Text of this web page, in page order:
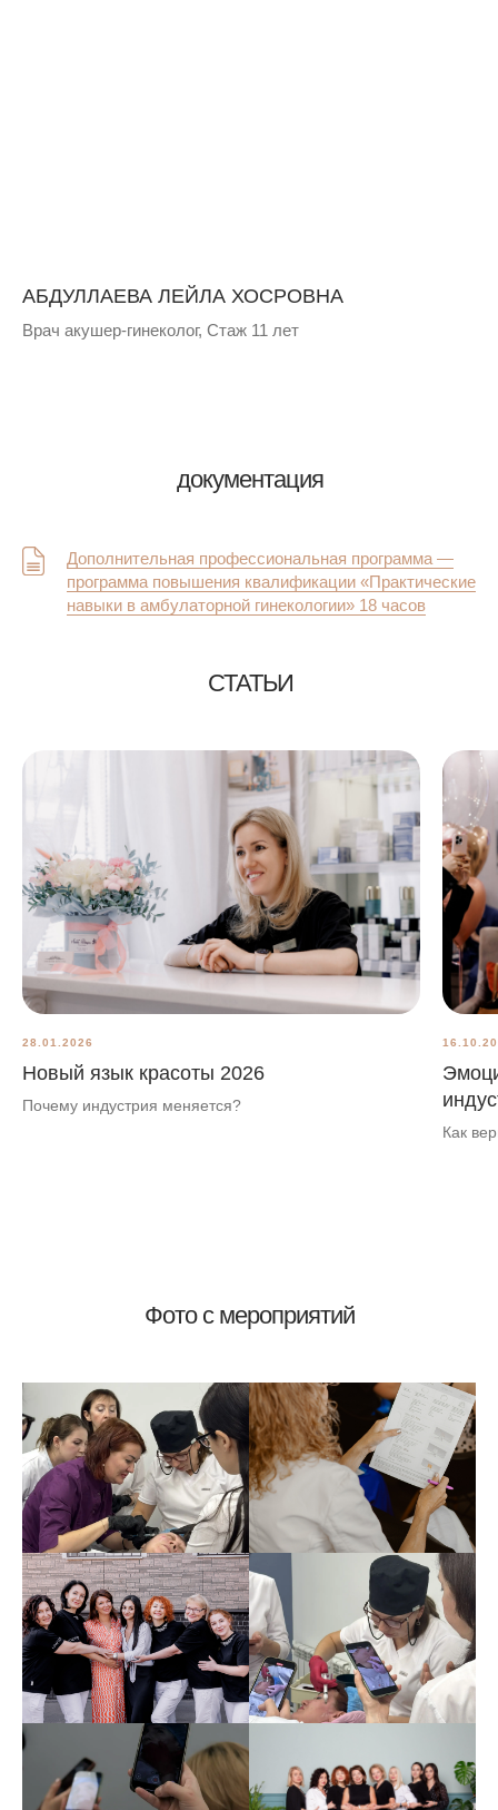
АБДУЛЛАЕВА ЛЕЙЛА ХОСРОВНА
Врач акушер-гинеколог, Стаж 11 лет⁣⁣
документация
Дополнительная профессиональная программа —
программа повышения квалификации «Практические
навыки в амбулаторной гинекологии» 18 часов
СТАТЬИ
28.01.2026
Новый язык красоты 2026
Почему индустрия меняется?
Как
Фото с мероприятий